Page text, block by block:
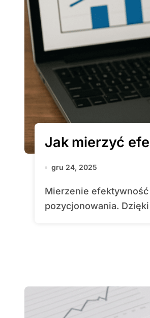
Jak mierzyć
gru 24, 2025
Mierzenie efektywność działań SEO to fundament skutecznej strategii
pozycjonowania.